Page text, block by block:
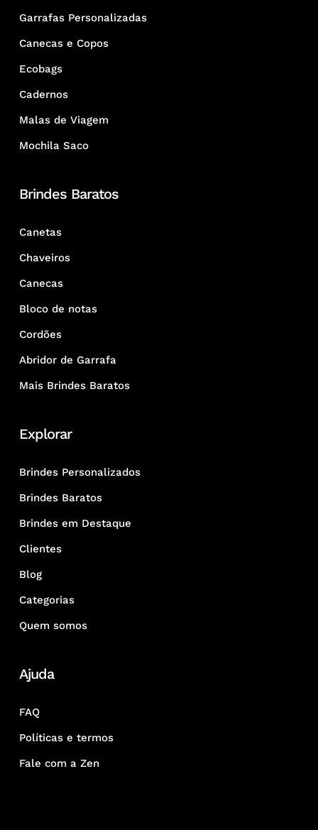
Garrafas Personalizadas
Canecas e Copos
Ecobags
Cadernos
Malas de Viagem
Mochila Saco
Brindes Baratos
Canetas
Chaveiros
Canecas
Bloco de notas
Cordões
Abridor de Garrafa
Mais Brindes Baratos
Explorar
Brindes Personalizados
Brindes Baratos
Brindes em Destaque
Clientes
Blog
Categorias
Quem somos
Ajuda
FAQ
Políticas e termos
Fale com a Zen